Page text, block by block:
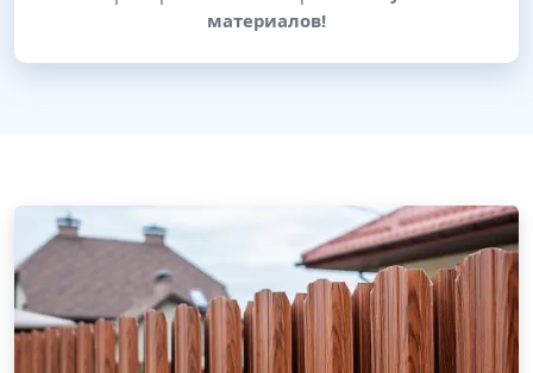
материалов!